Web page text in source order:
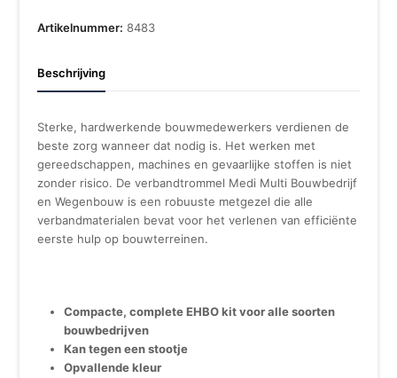
Artikelnummer: 8483
Beschrijving
Sterke, hardwerkende bouwmedewerkers verdienen de
beste zorg wanneer dat nodig is. Het werken met
gereedschappen, machines en gevaarlijke stoffen is niet
zonder risico. De verbandtrommel Medi Multi Bouwbedrijf
en Wegenbouw is een robuuste metgezel die alle
verbandmaterialen bevat voor het verlenen van efficiënte
eerste hulp op bouwterreinen.
Compacte, complete EHBO kit voor alle soorten
bouwbedrijven
Kan tegen een stootje
Opvallende kleur